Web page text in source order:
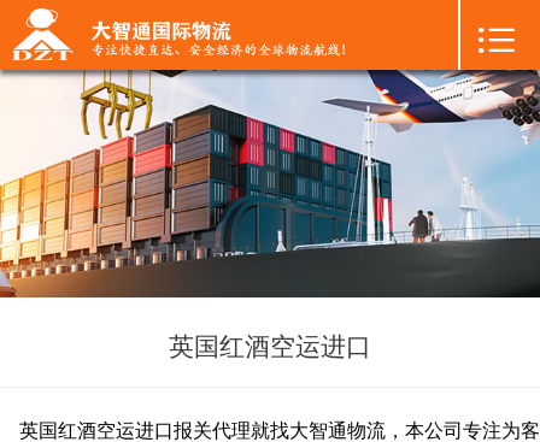
首页
国际空运 +
国际海运 +
国际陆运 +
进口物流

英国红酒空运进口
英国红酒空运进口报关代理就找大智通物流，本公司专注为客